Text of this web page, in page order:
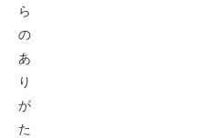
ら
の
あ
り
が
た